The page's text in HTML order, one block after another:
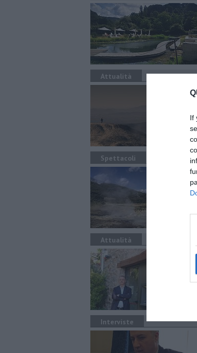
If
Attualità
Spettacoli
Attualità
Interviste